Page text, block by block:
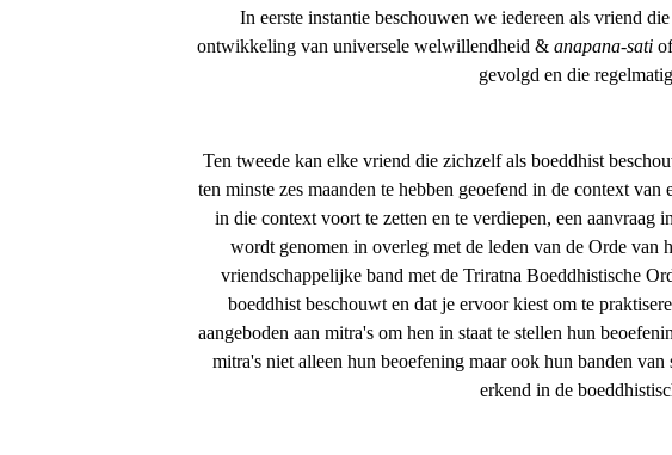
In eerste instantie beschouwen we iedereen als vriend
ontwikkeling van universele welwillendheid & anapana-sati of
gevolgd en die
Ten tweede kan elke vriend die zichzelf als boeddhist
ten minste zes maanden te hebben geoefend in de context
in die context voort te zetten en te verdiepen, een aanvraag
wordt genomen in overleg met de leden van de Orde van
vriendschappelijke band met de Triratna Boeddhistische
boeddhist beschouwt en dat je ervoor kiest om te
aangeboden aan mitra's om hen in staat te stellen hun
mitra's niet alleen hun beoefening maar ook hun banden
erkend in de